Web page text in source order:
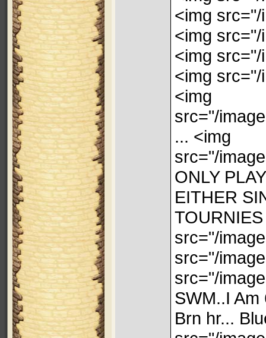
<img
<img
<img
<img
<img
src="/
... <img
src="/
ONLY
EITHER
src="/
src="/
src="/
SWM..I
Brn hr...